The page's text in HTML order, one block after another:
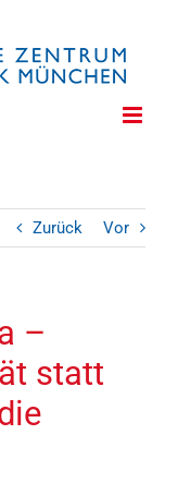
Zurück Vor
–
statt